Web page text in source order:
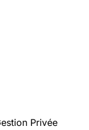
Privée